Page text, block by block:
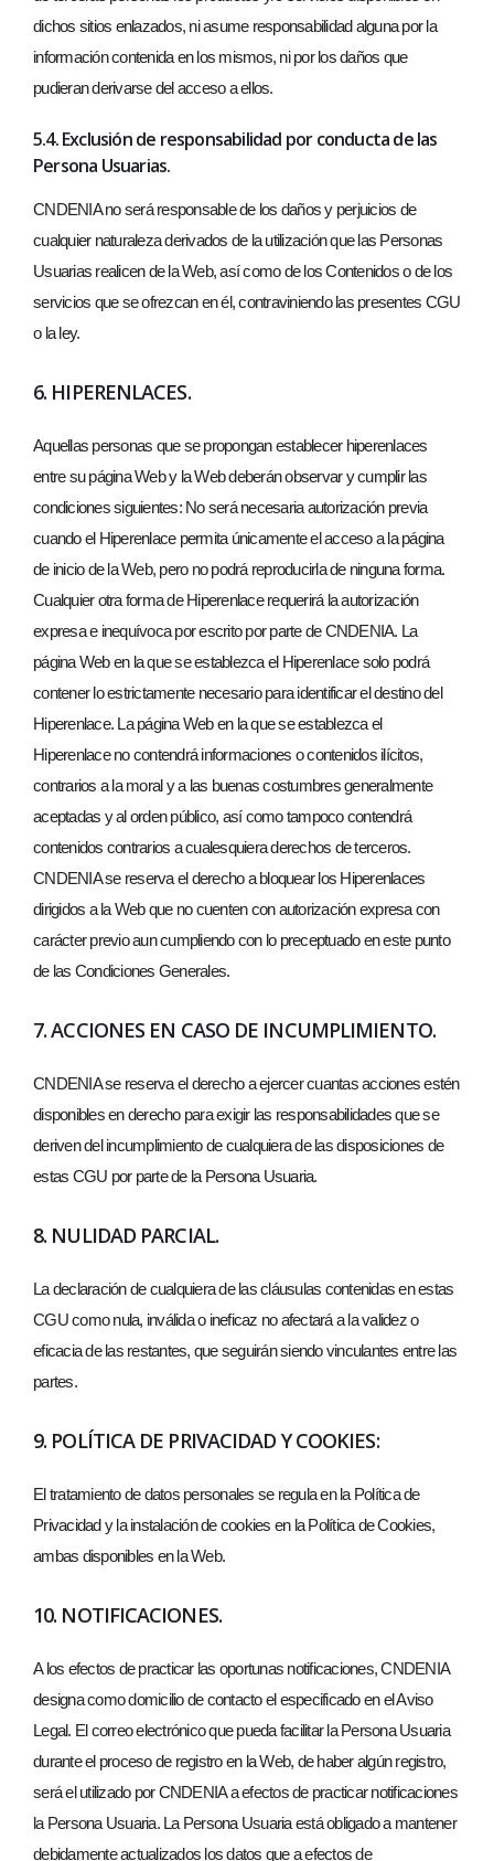
dichos sitios enlazados, ni asume responsabilidad alguna por la
información contenida en los mismos, ni por los daños que
pudieran derivarse del acceso a ellos.
5.4. Exclusión de responsabilidad por conducta de las
Persona Usuarias.
CNDENIA no será responsable de los daños y perjuicios de
cualquier naturaleza derivados de la utilización que las Personas
Usuarias realicen de la Web, así como de los Contenidos o de los
servicios que se ofrezcan en él, contraviniendo las presentes CGU
o la ley.
6. HIPERENLACES.
Aquellas personas que se propongan establecer hiperenlaces
entre su página Web y la Web deberán observar y cumplir las
condiciones siguientes: No será necesaria autorización previa
cuando el Hiperenlace permita únicamente el acceso a la página
de inicio de la Web, pero no podrá reproducirla de ninguna forma.
Cualquier otra forma de Hiperenlace requerirá la autorización
expresa e inequívoca por escrito por parte de CNDENIA. La
página Web en la que se establezca el Hiperenlace solo podrá
contener lo estrictamente necesario para identificar el destino del
Hiperenlace. La página Web en la que se establezca el
Hiperenlace no contendrá informaciones o contenidos ilícitos,
contrarios a la moral y a las buenas costumbres generalmente
aceptadas y al orden público, así como tampoco contendrá
contenidos contrarios a cualesquiera derechos de terceros.
CNDENIA se reserva el derecho a bloquear los Hiperenlaces
dirigidos a la Web que no cuenten con autorización expresa con
carácter previo aun cumpliendo con lo preceptuado en este punto
de las Condiciones Generales.
7. ACCIONES EN CASO DE INCUMPLIMIENTO.
CNDENIA se reserva el derecho a ejercer cuantas acciones estén
disponibles en derecho para exigir las responsabilidades que se
deriven del incumplimiento de cualquiera de las disposiciones de
estas CGU por parte de la Persona Usuaria.
8. NULIDAD PARCIAL.
La declaración de cualquiera de las cláusulas contenidas en estas
CGU como nula, inválida o ineficaz no afectará a la validez o
eficacia de las restantes, que seguirán siendo vinculantes entre las
partes.
9. POLÍTICA DE PRIVACIDAD Y COOKIES:
El tratamiento de datos personales se regula en la Política de
Privacidad y la instalación de cookies en la Política de Cookies,
ambas disponibles en la Web.
10. NOTIFICACIONES.
A los efectos de practicar las oportunas notificaciones, CNDENIA
designa como domicilio de contacto el especificado en el Aviso
Legal. El correo electrónico que pueda facilitar la Persona Usuaria
durante el proceso de registro en la Web, de haber algún registro,
será el utilizado por CNDENIA a efectos de practicar notificaciones
la Persona Usuaria. La Persona Usuaria está obligado a mantener
debidamente actualizados los datos que a efectos de